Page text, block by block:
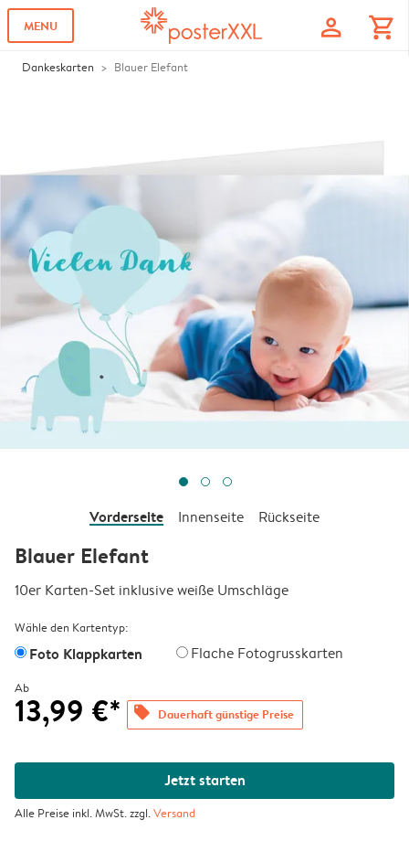
MENU profile shopping_cart
Dankeskarten Blauer Elefant
Vorderseite Innenseite Rückseite
Blauer Elefant
10er Karten-Set inklusive weiße Umschläge
Wähle den Kartentyp:
Foto Klappkarten Flache Fotogrusskarten
Ab
13,99 €* offers Dauerhaft günstige Preise
Jetzt starten
Alle Preise inkl. MwSt. zzgl.Versand